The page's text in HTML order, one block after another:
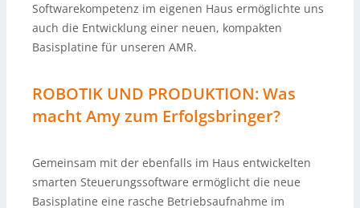
Softwarekompetenz im eigenen Haus ermöglichte uns
auch die Entwicklung einer neuen, kompakten
Basisplatine für unseren AMR.
ROBOTIK UND PRODUKTION: Was
macht Amy zum Erfolgsbringer?
Gemeinsam mit der ebenfalls im Haus entwickelten
smarten Steuerungssoftware ermöglicht die neue
Basisplatine eine rasche Betriebsaufnahme im